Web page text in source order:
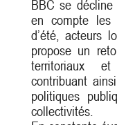
BBC se
en compte les
d’été, acteurs
propose un
territoriaux
contribuant
politiques
collectivités.